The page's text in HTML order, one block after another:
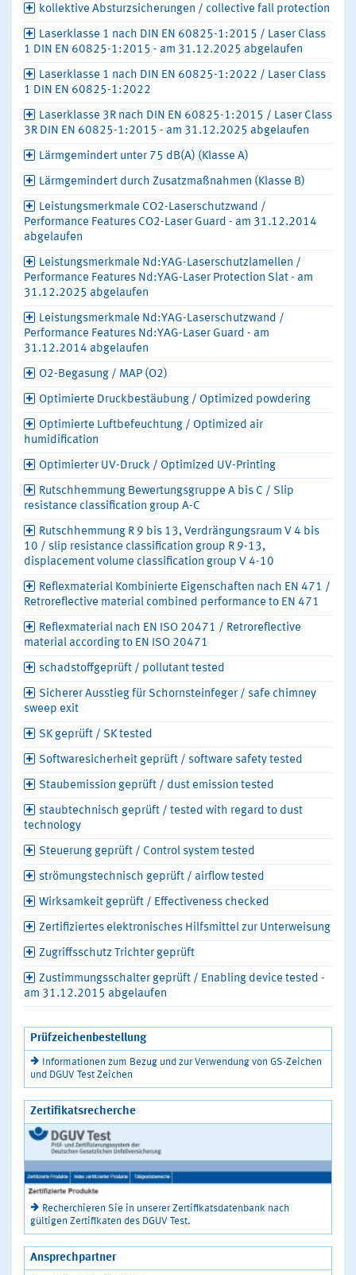
kollektive Absturzsicherungen / collective fall protection
Laserklasse 1 nach DIN EN 60825-1:2015 / Laser Class
1 DIN EN 60825-1:2015 - am 31.12.2025 abgelaufen
Laserklasse 1 nach DIN EN 60825-1:2022 / Laser Class
1 DIN EN 60825-1:2022
Laserklasse 3R nach DIN EN 60825-1:2015 / Laser Class
3R DIN EN 60825-1:2015 - am 31.12.2025 abgelaufen
Lärmgemindert unter 75 dB(A) (Klasse A)
Lärmgemindert durch Zusatzmaßnahmen (Klasse B)
Leistungsmerkmale CO2-Laserschutzwand /
Performance Features CO2-Laser Guard - am 31.12.2014
abgelaufen
Leistungsmerkmale Nd:YAG-Laserschutzlamellen /
Performance Features Nd:YAG-Laser Protection Slat - am
31.12.2025 abgelaufen
Leistungsmerkmale Nd:YAG-Laserschutzwand /
Performance Features Nd:YAG-Laser Guard - am
31.12.2014 abgelaufen
O2-Begasung / MAP (O2)
Optimierte Druckbestäubung / Optimized powdering
Optimierte Luftbefeuchtung / Optimized air
humidification
Optimierter UV-Druck / Optimized UV-Printing
Rutschhemmung Bewertungsgruppe A bis C / Slip
resistance classification group A-C
Rutschhemmung R 9 bis 13, Verdrängungsraum V 4 bis
10 / slip resistance classification group R 9-13,
displacement volume classification group V 4-10
Reflexmaterial Kombinierte Eigenschaften nach EN 471 /
Retroreflective material combined performance to EN 471
Reflexmaterial nach EN ISO 20471 / Retroreflective
material according to EN ISO 20471
schadstoffgeprüft / pollutant tested
Sicherer Ausstieg für Schornsteinfeger / safe chimney
sweep exit
SK geprüft / SK tested
Softwaresicherheit geprüft / software safety tested
Staubemission geprüft / dust emission tested
staubtechnisch geprüft / tested with regard to dust
technology
Steuerung geprüft / Control system tested
strömungstechnisch geprüft / airflow tested
Wirksamkeit geprüft / Effectiveness checked
Zertifiziertes elektronisches Hilfsmittel zur Unterweisung
Zugriffsschutz Trichter geprüft
Zustimmungsschalter geprüft / Enabling device tested -
am 31.12.2015 abgelaufen
Prüfzeichenbestellung
Informationen zum Bezug und zur Verwendung von GS-Zeichen
und DGUV Test Zeichen
Zertifikatsrecherche
Recherchieren Sie in unserer Zertifikatsdatenbank nach
gültigen Zertifikaten des DGUV Test.
Ansprechpartner